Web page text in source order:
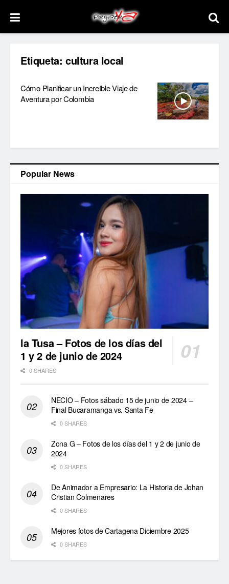
Etiqueta: cultura local
Cómo Planificar un Increíble Viaje de
Aventura por Colombia
Popular News
la Tusa – Fotos de los días del
1 y 2 de junio de 2024
0 SHARES
NECIO – Fotos sábado 15 de junio de 2024 –
Final Bucaramanga vs. Santa Fe
0 SHARES
Zona G – Fotos de los días del 1 y 2 de junio de
2024
0 SHARES
De Animador a Empresario: La Historia de Johan
Cristian Colmenares
0 SHARES
Mejores fotos de Cartagena Diciembre 2025
0 SHARES